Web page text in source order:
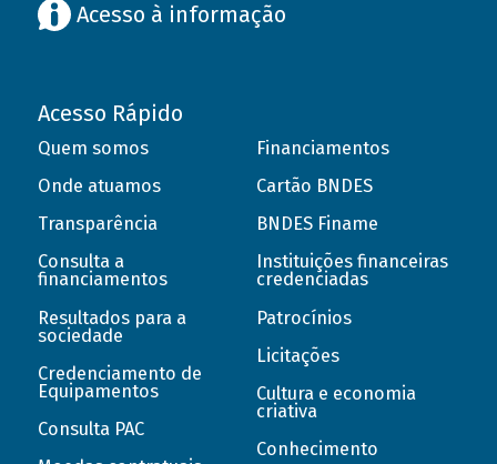
Acesso à informação
Acesso Rápido
Quem somos
Onde atuamos
Transparência
Consulta a
financiamentos
Resultados para a
sociedade
Credenciamento de
Equipamentos
Consulta PAC
Financiamentos
Cartão BNDES
BNDES Finame
Instituições financeiras
credenciadas
Patrocínios
Licitações
Cultura e economia
criativa
Conhecimento